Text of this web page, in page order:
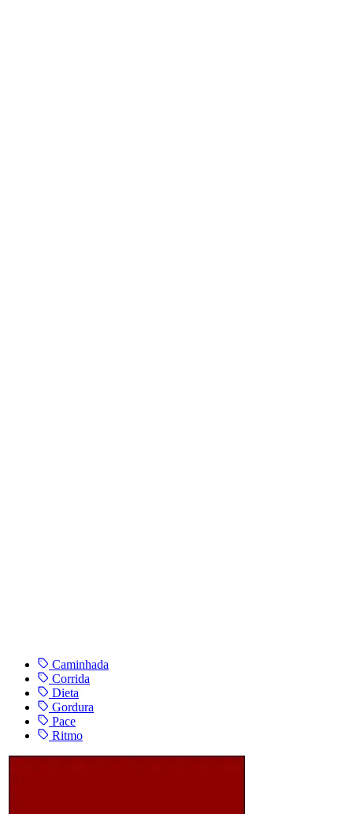
Caminhada
Corrida
Dieta
Gordura
Pace
Ritmo